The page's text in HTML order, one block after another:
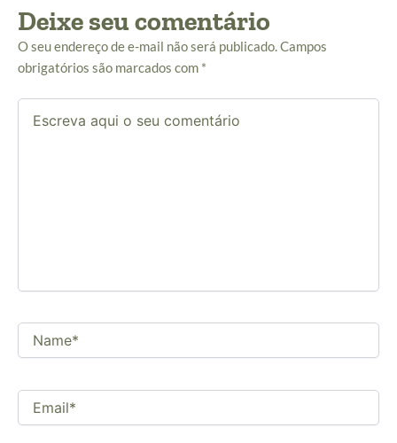
Deixe seu comentário
O seu endereço de e-mail não será publicado.Campos
obrigatórios são marcados com *
Escreva
aqui
Name*
Email*